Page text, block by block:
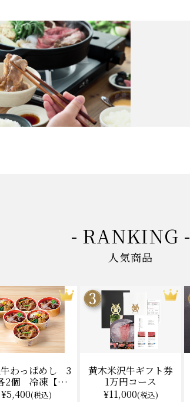
- RANKING -
人気商品
わっぱめし 3
2個 冷凍【レ
調理】化粧箱入
¥5,400(税込)
黄木米沢牛ギフト券
1万円コース
¥11,000(税込)